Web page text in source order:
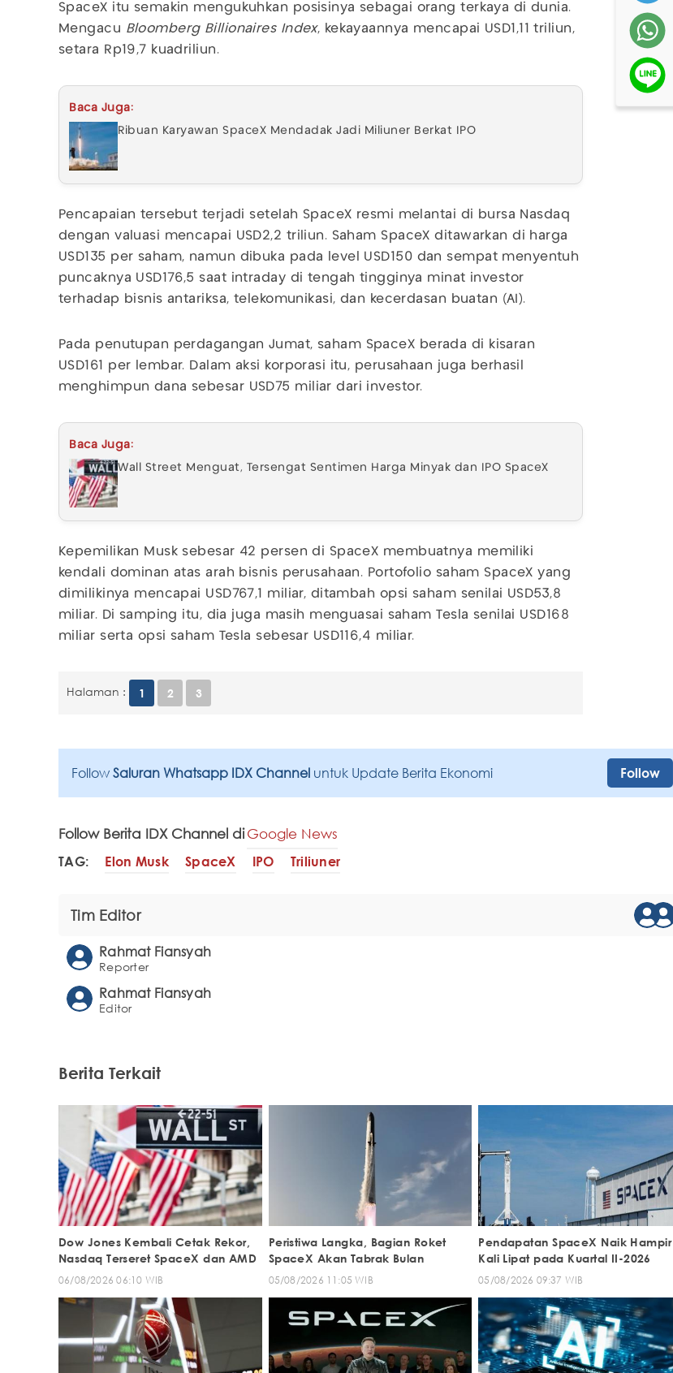
SpaceX itu semakin mengukuhkan posisinya sebagai orang terkaya di dunia.
Mengacu Bloomberg Billionaires Index, kekayaannya mencapai USD1,11 triliun,
setara Rp19,7 kuadriliun.
Baca Juga:
Ribuan Karyawan SpaceX Mendadak Jadi Miliuner Berkat IPO
Pencapaian tersebut terjadi setelah SpaceX resmi melantai di bursa Nasdaq
dengan valuasi mencapai USD2,2 triliun. Saham SpaceX ditawarkan di harga
USD135 per saham, namun dibuka pada level USD150 dan sempat menyentuh
puncaknya USD176,5 saat intraday di tengah tingginya minat investor
terhadap bisnis antariksa, telekomunikasi, dan kecerdasan buatan (AI).
Pada penutupan perdagangan Jumat, saham SpaceX berada di kisaran
USD161 per lembar. Dalam aksi korporasi itu, perusahaan juga berhasil
menghimpun dana sebesar USD75 miliar dari investor.
Baca Juga:
Wall Street Menguat, Tersengat Sentimen Harga Minyak dan IPO SpaceX
Kepemilikan Musk sebesar 42 persen di SpaceX membuatnya memiliki
kendali dominan atas arah bisnis perusahaan. Portofolio saham SpaceX yang
dimilikinya mencapai USD767,1 miliar, ditambah opsi saham senilai USD53,8
miliar. Di samping itu, dia juga masih menguasai saham Tesla senilai USD168
miliar serta opsi saham Tesla sebesar USD116,4 miliar.
Halaman : 1 2 3
Follow Saluran Whatsapp IDX Channel untuk Update Berita Ekonomi Follow
Follow Berita IDX Channel diGoogle News
TAG: Elon Musk SpaceX IPO Triliuner
Tim Editor
Rahmat Fiansyah
Reporter
Rahmat Fiansyah
Editor
Berita Terkait
Dow Jones Kembali Cetak Rekor,
Nasdaq Terseret SpaceX dan AMD
06/08/2026 06:10 WIB
Peristiwa Langka, Bagian Roket
SpaceX Akan Tabrak Bulan
05/08/2026 11:05 WIB
Pendapatan SpaceX Naik Hampir
Kali Lipat pada Kuartal II-2026
05/08/2026 09:37 WIB